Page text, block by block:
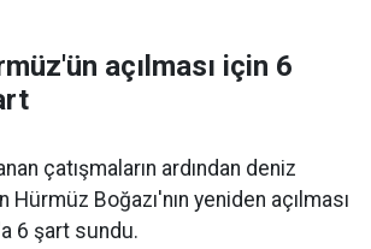
açılması için 6
çatışmaların ardından deniz
Boğazı'nın yeniden açılması
6 şart sundu.